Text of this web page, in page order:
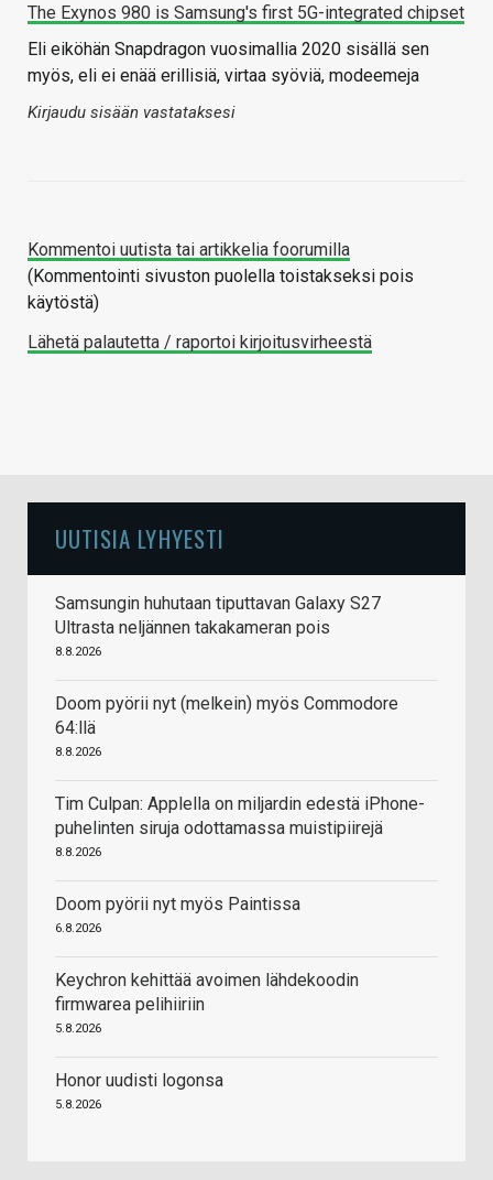
The Exynos 980 is Samsung's first 5G-integrated chipset
Eli eiköhän Snapdragon vuosimallia 2020 sisällä sen
myös, eli ei enää erillisiä, virtaa syöviä, modeemeja
Kirjaudu sisään vastataksesi
Kommentoi uutista tai artikkelia foorumilla
(Kommentointi sivuston puolella toistakseksi pois
käytöstä)
Lähetä palautetta / raportoi kirjoitusvirheestä
UUTISIA LYHYESTI
Samsungin huhutaan tiputtavan Galaxy S27
Ultrasta neljännen takakameran pois
8.8.2026
Doom pyörii nyt (melkein) myös Commodore
64:llä
8.8.2026
Tim Culpan: Applella on miljardin edestä iPhone-
puhelinten siruja odottamassa muistipiirejä
8.8.2026
Doom pyörii nyt myös Paintissa
6.8.2026
Keychron kehittää avoimen lähdekoodin
firmwarea pelihiiriin
5.8.2026
Honor uudisti logonsa
5.8.2026